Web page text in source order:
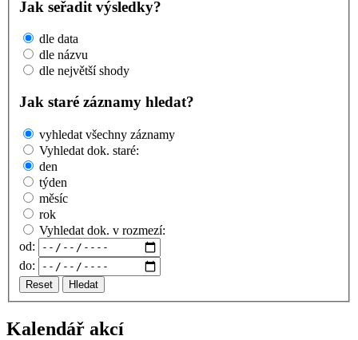
Jak seřadit výsledky?
dle data
dle názvu
dle největší shody
Jak staré záznamy hledat?
vyhledat všechny záznamy
Vyhledat dok. staré:
den
týden
měsíc
rok
Vyhledat dok. v rozmezí:
od:
do:
Reset Hledat
Kalendář akcí